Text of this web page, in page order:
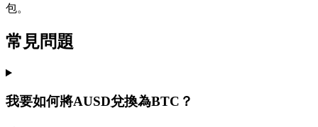
包。
常見問題
我要如何將AUSD兌換為BTC？